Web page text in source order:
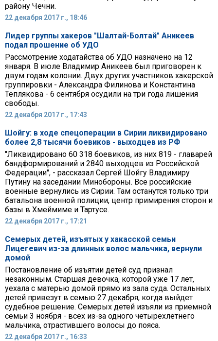
району Чечни.
22 декабря 2017 г., 18:46
Лидер группы хакеров "Шалтай-Болтай" Аникеев
подал прошение об УДО
Рассмотрение ходатайства об УДО назначено на 12
января. В июле Владимир Аникеев был приговорен к
двум годам колонии. Двух других участников хакерской
группировки - Александра Филинова и Константина
Теплякова - 6 сентября осудили на три года лишения
свободы.
22 декабря 2017 г., 17:43
Шойгу: в ходе спецоперации в Сирии ликвидировано
более 2,8 тысячи боевиков - выходцев из РФ
"Ликвидировано 60 318 боевиков, из них 819 - главарей
бандформирований и 2840 выходцев из Российской
Федерации", - рассказал Сергей Шойгу Владимиру
Путину на заседании Минобороны. Все российские
военные вернулись из Сирии. Там останутся только три
батальона военной полиции, центр примирения сторон и
базы в Хмеймиме и Тартусе.
22 декабря 2017 г., 17:21
Семерых детей, изъятых у хакасской семьи
Лицегевич из-за длинных волос мальчика, вернули
домой
Постановление об изъятии детей суд признал
незаконным. Старшая девочка, которой уже 17 лет,
уехала с матерью домой прямо из зала суда. Остальных
детей привезут в семью 27 декабря, когда выйдет
судебное решение. Семерых детей изъяли из приемной
семьи 3 ноября - всех из-за одного четырехлетнего
мальчика, отрастившего волосы до пояса.
22 декабря 2017 г., 16:33